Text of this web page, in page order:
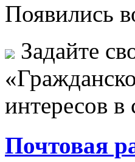
Появились
Задайте
интересов в
Почтовая